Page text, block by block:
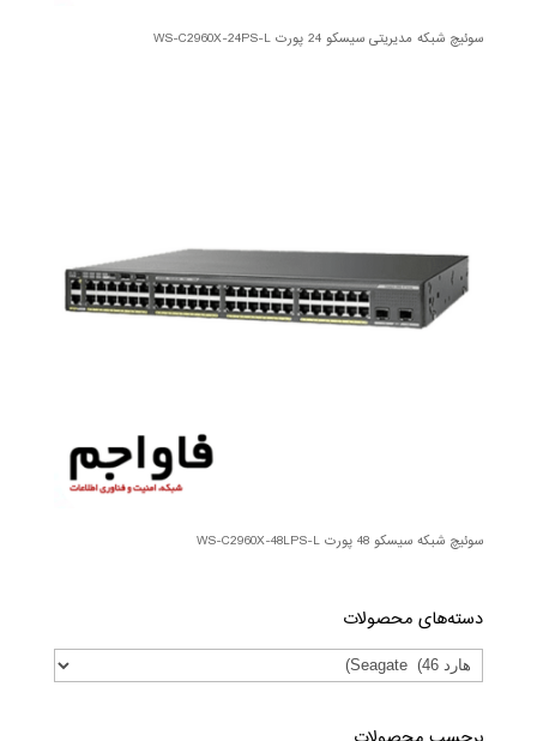
سوئیچ شبکه مدیریتی سیسکو 24 پورت WS-C2960X-24PS-L
سوئیچ شبکه سیسکو 48 پورت WS-C2960X-48LPS-L
دسته‌های محصولات